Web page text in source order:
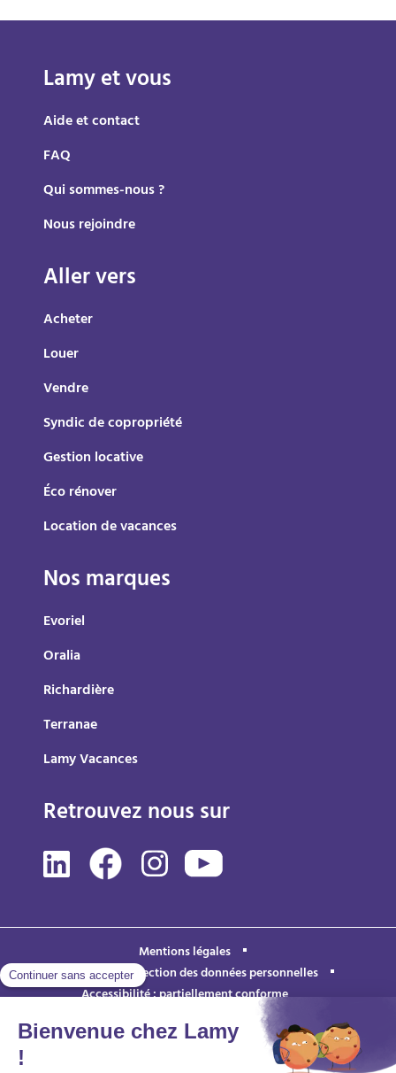
Lamy et vous
Aide et contact
FAQ
Qui sommes-nous ?
Nous rejoindre
Aller vers
Acheter
Louer
Vendre
Syndic de copropriété
Gestion locative
Éco rénover
Location de vacances
Nos marques
Evoriel
Oralia
Richardière
Terranae
Lamy Vacances
Retrouvez nous sur
Mentions légales
Politique de protection des données personnelles
Accessibilité : partiellement conforme